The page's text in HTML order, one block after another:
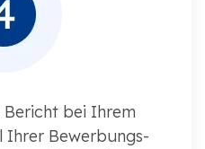
Bericht bei Ihrem
Ihrer Bewerbungs-